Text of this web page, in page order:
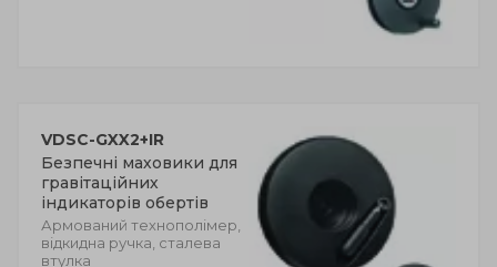
VDSC-GXX2+IR
Безпечні маховики для
гравітаційних
індикаторів обертів
Армований технополімер,
відкидна ручка, сталева
втулка